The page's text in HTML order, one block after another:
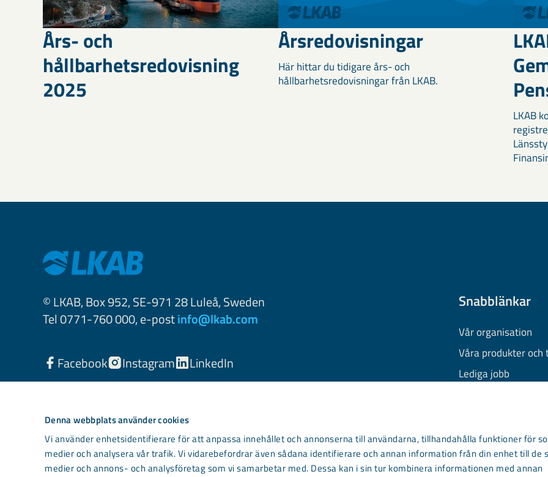
Denna webbplats använder cookies
Vi använder enhetsidentifierare för att anpassa innehållet och annonserna till användarna, tillhandahålla funktioner för
medier och analysera vår trafik. Vi vidarebefordrar även sådana identifierare och annan information från din enhet till de
medier och annons- och analysföretag som vi samarbetar med. Dessa kan i sin tur kombinera informationen med annan
Års- och
hållbarhetsredovisning
2025
Årsredovisningar
Här hittar du tidigare års- och
hållbarhetsredovisningar från LKAB.
LKAB
© LKAB, Box 952, SE-971 28 Luleå, Sweden
Tel 0771-760 000, e-postinfo@lkab.com
Facebook Instagram LinkedIn
Snabblänkar
Vår organisation
Våra produkter och
Lediga jobb
Information om
Kontakta oss